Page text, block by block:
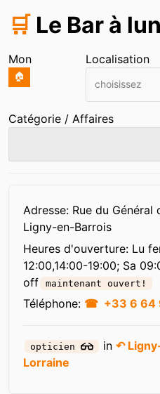
🛒 Le Bar à
Mon
🏠
Localisation
choisissez
Catégorie / Affaires
Adresse: Rue du
Ligny-en-Barrois
Heures d'ouverture: Lu
12:00,14:00-19:00; Sa
off
maintenant ouvert!
Téléphone: +33 6 64
opticien in↶
Lorraine